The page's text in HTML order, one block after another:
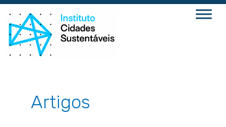
Ir
para
conteúdo
Artigos